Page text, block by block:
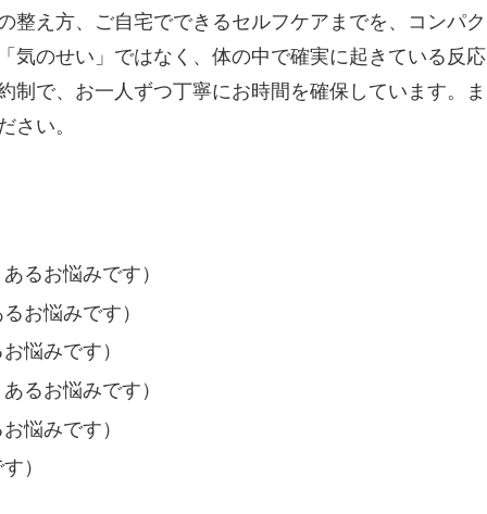
整え方、ご自宅でできるセルフケアまでを、コンパク
気のせい」ではなく、体の中で確実に起きている反応
制で、お一人ずつ丁寧にお時間を確保しています。ま
さい。
るお悩みです）
お悩みです）
悩みです）
るお悩みです）
悩みです）
）